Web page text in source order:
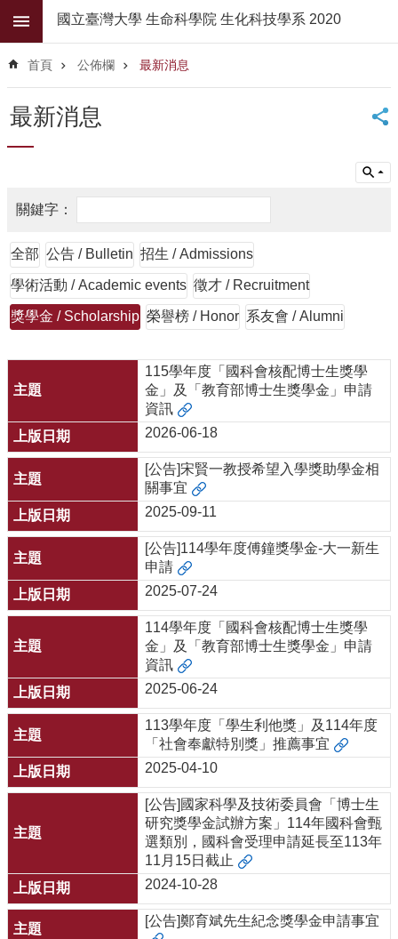
跳到主要內容區塊
階
尋
公
佈
學
系
簡
介
系
所
師
高
中
生
專
區
大
學
部
碩
博
士
班
系
會
動
態
常
用
資
中
心
國立臺灣大學 生命科學院 生化科技學系 2020
首頁 公佈欄 最新消息
最新消息
全部 公告 / Bulletin 招生 / Admissions
學術活動 / Academic events 徵才 / Recruitment
獎學金 / Scholarship 榮譽榜 / Honor 系友會 / Alumni
115學年度「國科會核配博士生獎學
金」及「教育部博士生獎學金」申請
資訊
2026-06-18
[公告]宋賢一教授希望入學獎助學金相
關事宜
2025-09-11
[公告]114學年度傅鐘獎學金-大一新生
申請
2025-07-24
114學年度「國科會核配博士生獎學
金」及「教育部博士生獎學金」申請
資訊
2025-06-24
113學年度「學生利他獎」及114年度
「社會奉獻特別獎」推薦事宜
2025-04-10
[公告]國家科學及技術委員會「博士生
研究獎學金試辦方案」114年國科會甄
選類別，國科會受理申請延長至113年
11月15日截止
2024-10-28
[公告]鄭育斌先生紀念獎學金申請事宜